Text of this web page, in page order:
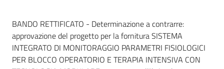
telematiche
Dati del bando
BANDO RETTIFICATO - Determinazione a contrarre:
approvazione del progetto per la fornitura SISTEMA
INTEGRATO DI MONITORAGGIO PARAMETRI FISIOLOGICI
PER BLOCCO OPERATORIO E TERAPIA INTENSIVA CON